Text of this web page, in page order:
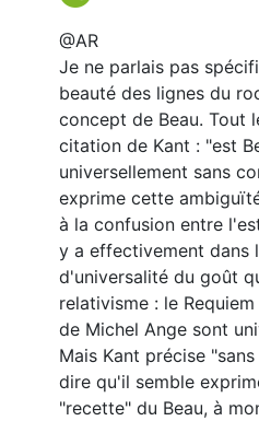
@AR
Je ne parlais pas
beauté des lignes du
concept de Beau. Tout
citation de Kant : "est
universellement sans
exprime cette
à la confusion entre
y a effectivement dans
d'universalité du goût
relativisme : le
de Michel Ange sont
Mais Kant précise
dire qu'il semble
"recette" du Beau, à